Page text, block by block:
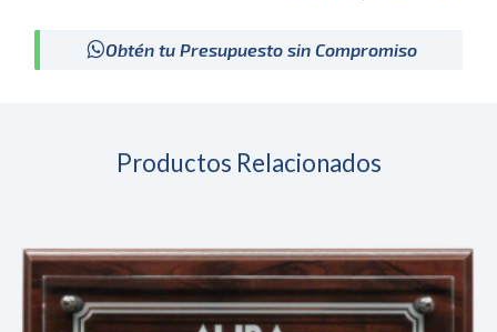
Obtén tu Presupuesto sin Compromiso
Productos Relacionados